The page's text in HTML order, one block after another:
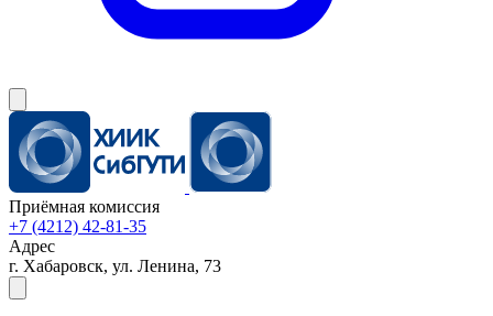
Приёмная комиссия
+7 (4212) 42-81-35
Адрес
г. Хабаровск, ул. Ленина, 73